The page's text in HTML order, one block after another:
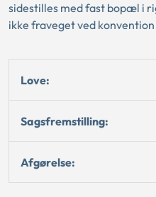
sidestilles med fast bopæl i
ikke fraveget ved
Love:
Sagsfremstilling:
Afgørelse: